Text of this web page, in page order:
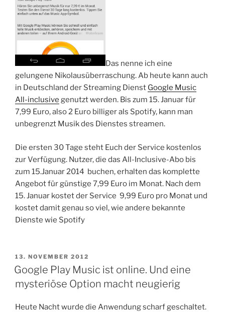
Das nenne ich eine
gelungene Nikolausüberraschung. Ab heute kann auch
in Deutschland der Streaming Dienst Google Music
All-inclusive genutzt werden. Bis zum 15. Januar für
7,99 Euro, also 2 Euro billiger als Spotify, kann man
unbegrenzt Musik des Dienstes streamen.
Die ersten 30 Tage steht Euch der Service kostenlos
zur Verfügung. Nutzer, die das All-Inclusive-Abo bis
zum 15.Januar 2014 buchen, erhalten das komplette
Angebot für günstige 7,99 Euro im Monat. Nach dem
15. Januar kostet der Service 9,99 Euro pro Monat und
kostet damit genau so viel, wie andere bekannte
Dienste wie Spotify
VERÖFFENTLICHT
AM
13. NOVEMBER 2012
Google Play Music ist online. Und eine
mysteriöse Option macht neugierig
Heute Nacht wurde die Anwendung scharf geschaltet.